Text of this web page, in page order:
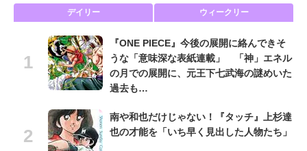
デイリー ウィークリー
『ONE PIECE』今後の展開に絡んできそ
うな「意味深な表紙連載」 「神」エネル
の月での展開に、元王下七武海の謎めいた
過去も…
南や和也だけじゃない！『タッチ』上杉達
也の才能を「いち早く見出した人物たち」